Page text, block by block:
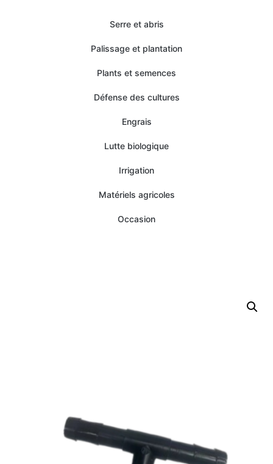
Serre et abris
Palissage et plantation
Plants et semences
Défense des cultures
Engrais
Lutte biologique
Irrigation
Matériels agricoles
Occasion